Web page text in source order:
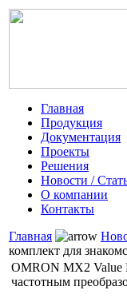
Главная
Продукция
Документация
Проекты
Решения
Новости /
О компании
Контакты
Главная
комплект для
OMRON MX2 Value
частотным